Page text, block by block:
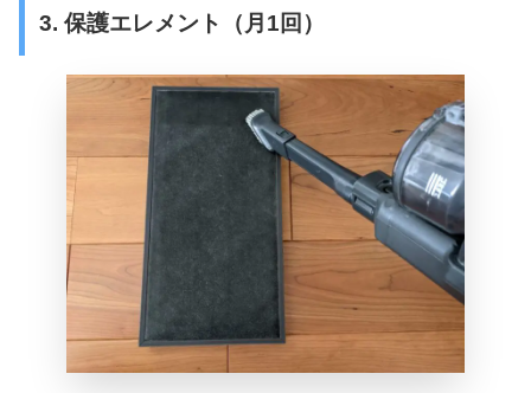
3. 保護エレメント（月1回）